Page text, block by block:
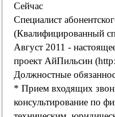
Сейчас
Специалист
(Квалифицированный
Август 2011 -
проект АйПильсин
Должностные
* Прием входящих
консультирование по